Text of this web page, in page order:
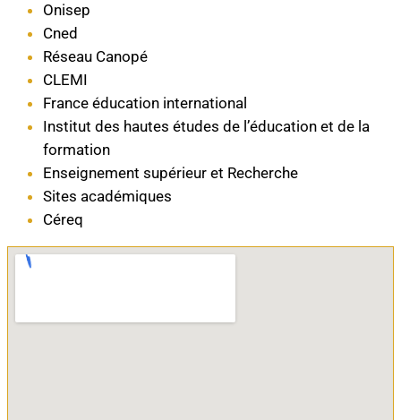
Onisep
Cned
Réseau Canopé
CLEMI
France éducation international
Institut des hautes études de l’éducation et de la
formation
Enseignement supérieur et Recherche
Sites académiques
Céreq